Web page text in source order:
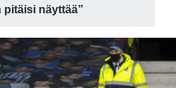
pitäisi näyttää”